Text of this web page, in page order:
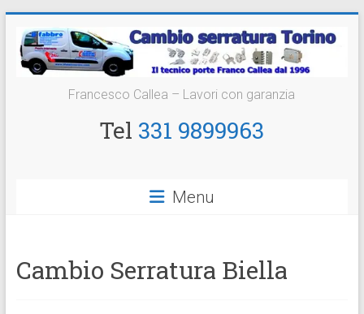
contenuto
Cambio
Serratura
Francesco Callea – Lavori con garanzia
Tel 331 9899963
Menu
Cambio Serratura Biella